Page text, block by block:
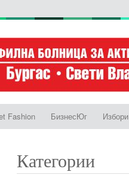
Fashion БизнесЮг Избори
Категории